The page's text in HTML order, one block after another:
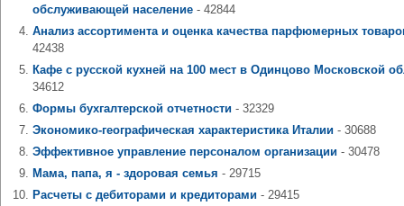
обслуживающей население - 42844
Анализ ассортимента и оценка качества парфюмерных
42438
Кафе с русской кухней на 100 мест в Одинцово Московской
34612
Формы бухгалтерской отчетности - 32329
Экономико-географическая характеристика Италии - 30688
Эффективное управление персоналом организации - 30478
Мама, папа, я - здоровая семья - 29715
Расчеты с дебиторами и кредиторами - 29415